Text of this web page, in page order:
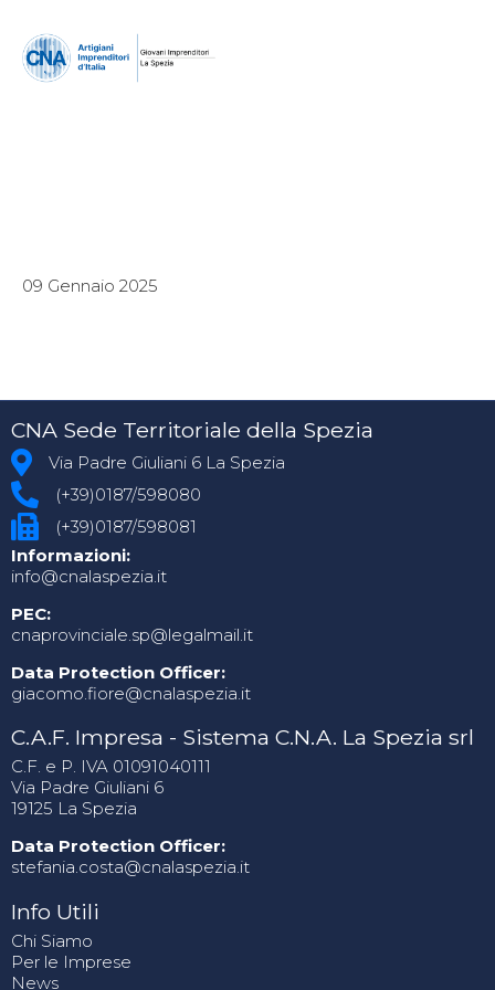
09 Gennaio 2025
CNA Sede Territoriale della Spezia
Via Padre Giuliani 6 La Spezia
(+39)0187/598080
(+39)0187/598081
Informazioni:
info@cnalaspezia.it
PEC:
cnaprovinciale.sp@legalmail.it
Data Protection Officer:
giacomo.fiore@cnalaspezia.it
C.A.F. Impresa - Sistema C.N.A. La Spezia srl
C.F. e P. IVA 01091040111
Via Padre Giuliani 6
19125 La Spezia
Data Protection Officer:
stefania.costa@cnalaspezia.it
Info Utili
Chi Siamo
Per le Imprese
News